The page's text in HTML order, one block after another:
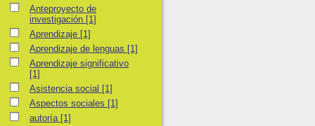
Anteproyecto de investigación
Anteproyecto de
investigación [1]
Aprendizaje
Aprendizaje [1]
Aprendizaje de lenguas
Aprendizaje de lenguas [1]
Aprendizaje significativo
Aprendizaje significativo
[1]
Asistencia social
Asistencia social [1]
Aspectos sociales
Aspectos sociales [1]
autoríaautoría [1]